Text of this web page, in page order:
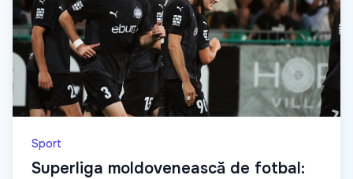
Sport
Superliga moldovenească de fotbal: